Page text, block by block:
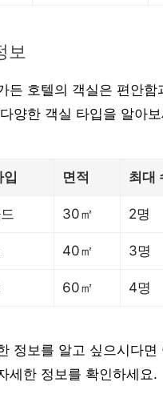
보
든 호텔의 객실은 편안함
양한 객실 타입을 알아
입 면적 최대
30㎡ 2명
40㎡ 3명
60㎡ 4명
정보를 알고 싶으시다면
세한 정보를 확인하세요.